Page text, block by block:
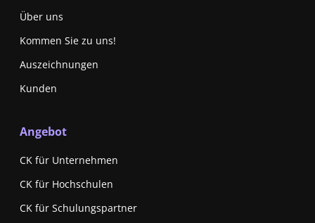
Über uns
Kommen Sie zu uns!
Auszeichnungen
Kunden
Angebot
CK für Unternehmen
CK für Hochschulen
CK für Schulungspartner